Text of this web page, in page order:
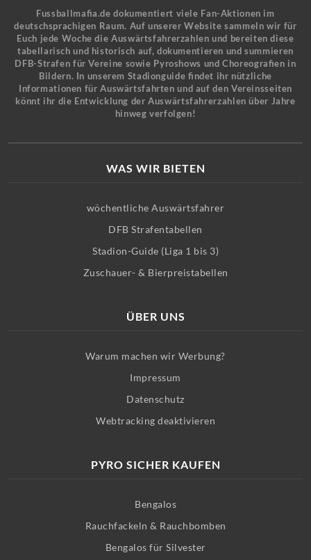
Fussballmafia.de dokumentiert viele Fan-Aktionen im
deutschsprachigen Raum. Auf unserer Website sammeln wir für
Euch jede Woche die Auswärtsfahrerzahlen und bereiten diese
tabellarisch und historisch auf, dokumentieren und summieren
DFB-Strafen für Vereine sowie Pyroshows und Choreografien in
Bildern. In unserem Stadionguide findet ihr nützliche
Informationen für Auswärtsfahrten und auf den Vereinsseiten
könnt ihr die Entwicklung der Auswärtsfahrerzahlen über Jahre
hinweg verfolgen!
WAS WIR BIETEN
wöchentliche Auswärtsfahrer
DFB Strafentabellen
Stadion-Guide (Liga 1 bis 3)
Zuschauer- & Bierpreistabellen
ÜBER UNS
Warum machen wir Werbung?
Impressum
Datenschutz
Webtracking deaktivieren
PYRO SICHER KAUFEN
Bengalos
Rauchfackeln & Rauchbomben
Bengalos für Silvester